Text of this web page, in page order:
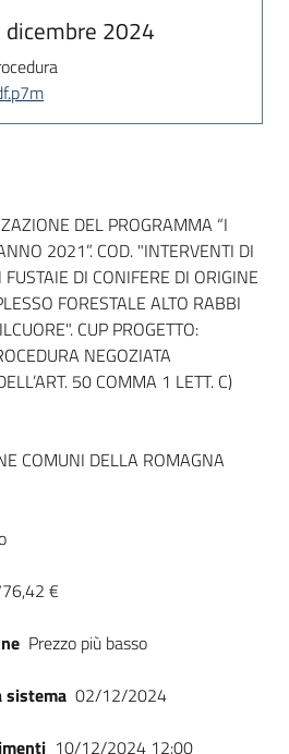
2024
DEL PROGRAMMA “I
2021”. COD. "INTERVENTI DI
DI CONIFERE DI ORIGINE
FORESTALE ALTO RABBI
CUP PROGETTO:
NEGOZIATA
50 COMMA 1 LETT. C)
COMUNI DELLA ROMAGNA
€
Prezzo più basso
sistema 02/12/2024
10/12/2024 12:00